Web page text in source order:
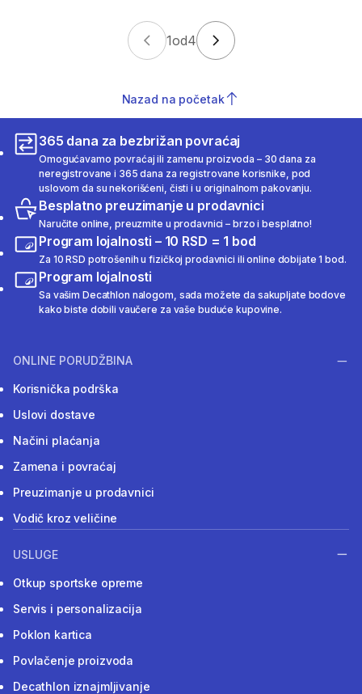
1od4
Nazad na početak
365 dana za bezbrižan povraćaj
Omogućavamo povraćaj ili zamenu proizvoda – 30 dana za
neregistrovane i 365 dana za registrovane korisnike, pod
uslovom da su nekorišćeni, čisti i u originalnom pakovanju.
Besplatno preuzimanje u prodavnici
Naručite online, preuzmite u prodavnici – brzo i besplatno!
Program lojalnosti – 10 RSD = 1 bod
Za 10 RSD potrošenih u fizičkoj prodavnici ili online dobijate 1 bod.
Program lojalnosti
Sa vašim Decathlon nalogom, sada možete da sakupljate bodove
kako biste dobili vaučere za vaše buduće kupovine.
ONLINE PORUDŽBINA
Korisnička podrška
Uslovi dostave
Načini plaćanja
Zamena i povraćaj
Preuzimanje u prodavnici
Vodič kroz veličine
USLUGE
Otkup sportske opreme
Servis i personalizacija
Poklon kartica
Povlačenje proizvoda
Decathlon iznajmljivanje